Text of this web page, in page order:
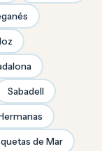
Sabadell
de Mar